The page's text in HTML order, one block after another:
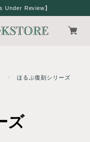
Under Review】
ほるぷ復刻シリーズ
ズ